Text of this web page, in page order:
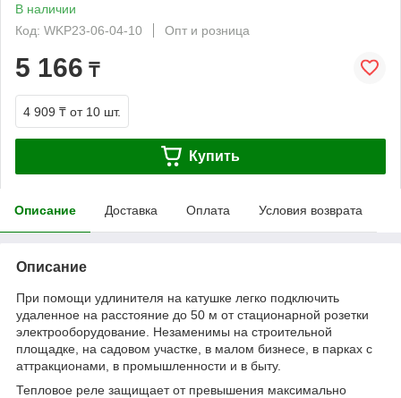
В наличии
Код: WKP23-06-04-10
Опт и розница
5 166 ₸
4 909 ₸ от 10 шт.
Купить
Описание Доставка Оплата Условия возврата
Описание
При помощи удлинителя на катушке легко подключить
удаленное на расстояние до 50 м от стационарной розетки
электрооборудование. Незаменимы на строительной
площадке, на садовом участке, в малом бизнесе, в парках с
аттракционами, в промышленности и в быту.
Тепловое реле защищает от превышения максимально